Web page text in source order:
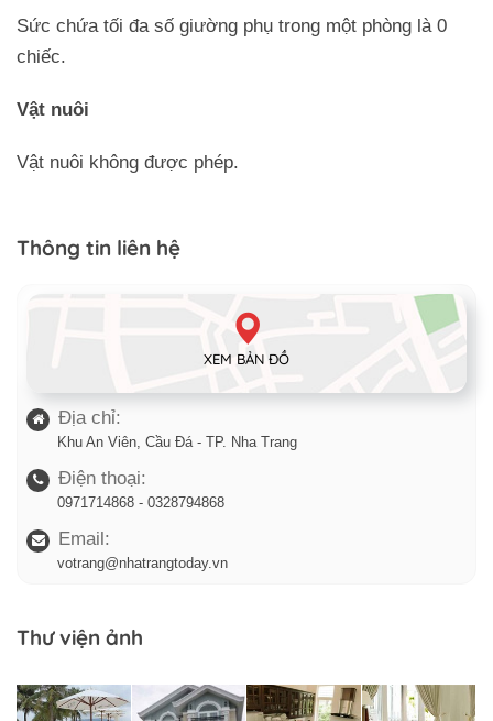
Sức chứa tối đa số giường phụ trong một phòng là 0
chiếc.
Vật nuôi
Vật nuôi không được phép.
Thông tin liên hệ
XEM BẢN ĐỒ
Địa chỉ:
Khu An Viên, Cầu Đá - TP. Nha Trang
Điện thoại:
0971714868 - 0328794868
Email:
votrang@nhatrangtoday.vn
Thư viện ảnh